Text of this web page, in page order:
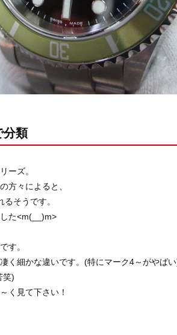
分類
ーズ。
方々によると、
そうです。
た<m(__)m>
す。
く細かな違いです。(特にマーク4～がやば
笑)
く見て下さい！